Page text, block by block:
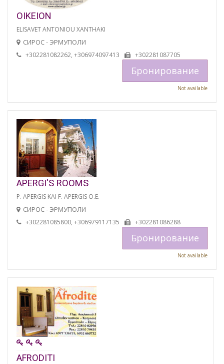
OIKEION
ELISAVET ANTONIOU XANTHAKI
СИРОС - ЭРМУПОЛИ
+302281082262, +306974097413 +302281087705
Бронирование
Not available
APERGI'S ROOMS
P. APERGIS KAI F. APERGIS O.E.
СИРОС - ЭРМУПОЛИ
+302281085800, +306979117135 +302281086288
Бронирование
Not available
AFRODITI